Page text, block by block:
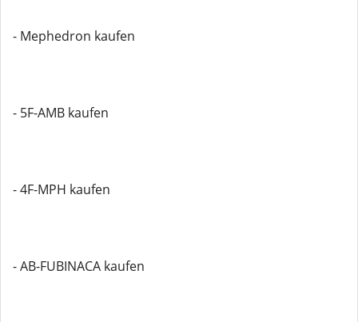
- Mephedron kaufen
- 5F-AMB kaufen
- 4F-MPH kaufen
- AB-FUBINACA kaufen